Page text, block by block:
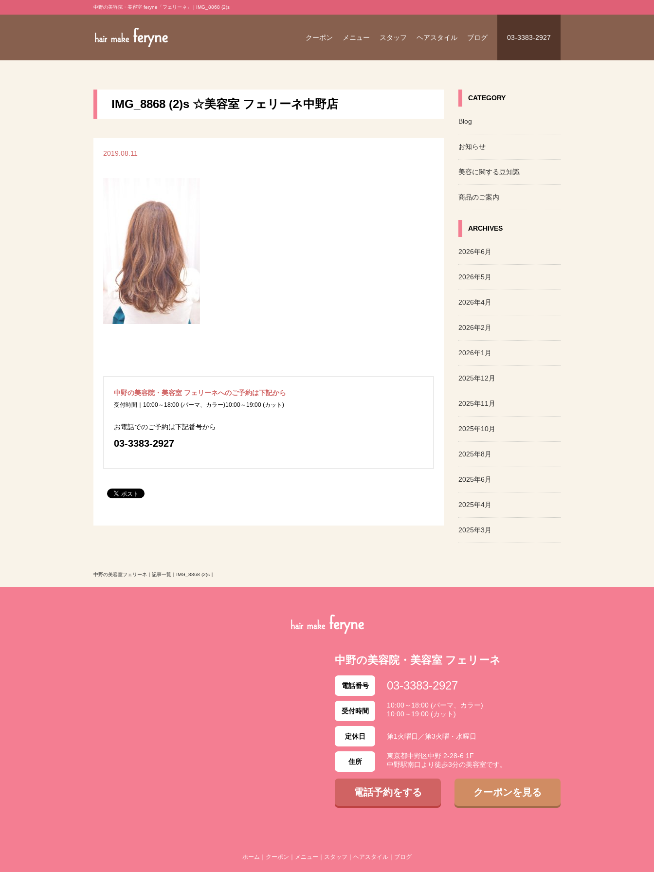
中野の美容院・美容室 feryne「フェリーネ」 | IMG_8868 (2)s
03-3383-2927
ブログ
ヘアスタイル
スタッフ
メニュー
クーポン
IMG_8868 (2)s ☆美容室 フェリーネ中野店
2019.08.11
中野の美容院・美容室 フェリーネへのご予約は下記から
受付時間｜10:00～18:00 (パーマ、カラー)10:00～19:00 (カット)
お電話でのご予約は下記番号から
03-3383-2927
CATEGORY
Blog
お知らせ
美容に関する豆知識
商品のご案内
ARCHIVES
2026年6月
2026年5月
2026年4月
2026年2月
2026年1月
2025年12月
2025年11月
2025年10月
2025年8月
2025年6月
2025年4月
2025年3月
中野の美容室フェリーネ ｜ 記事一覧 ｜ IMG_8868 (2)s ｜
中野の美容院・美容室 フェリーネ
電話番号 03-3383-2927
受付時間
10:00～18:00 (パーマ、カラー)
10:00～19:00 (カット)
定休日 第1火曜日／第3火曜・水曜日
住所
東京都中野区中野 2-28-6 1F
中野駅南口より徒歩3分の美容室です。
電話予約をする クーポンを見る
ホーム クーポン メニュー スタッフ ヘアスタイル ブログ